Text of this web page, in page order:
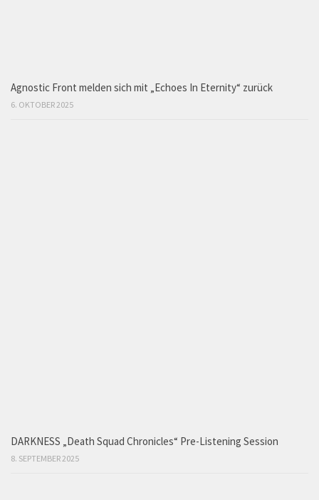
Agnostic Front melden sich mit „Echoes In Eternity“ zurück
6. OKTOBER 2025
DARKNESS „Death Squad Chronicles“ Pre-Listening Session
8. SEPTEMBER 2025